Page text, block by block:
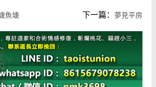
魚塘 下一篇：夢見平房